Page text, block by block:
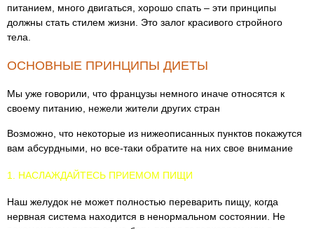
питанием, много двигаться, хорошо спать – эти принципы
должны стать стилем жизни. Это залог красивого стройного
тела.
ОСНОВНЫЕ ПРИНЦИПЫ ДИЕТЫ
Мы уже говорили, что французы немного иначе относятся к
своему питанию, нежели жители других стран
Возможно, что некоторые из нижеописанных пунктов покажутся
вам абсурдными, но все-таки обратите на них свое внимание
1. НАСЛАЖДАЙТЕСЬ ПРИЕМОМ ПИЩИ
Наш желудок не может полностью переварить пищу, когда
нервная система находится в ненормальном состоянии. Не